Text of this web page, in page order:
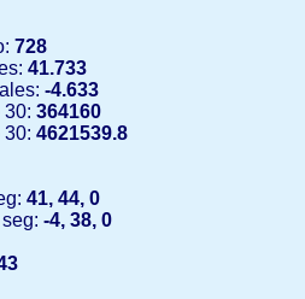
728
41.733
-4.633
364160
4621539.8
41, 44, 0
-4, 38, 0